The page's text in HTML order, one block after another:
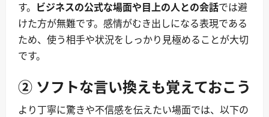
す。 ビジネスの公式な場面や目上の人との会話では避
けた方が無難です。感情がむき出しになる表現である
ため、使う相手や状況をしっかり見極めることが大切
です。
② ソフトな言い換えも覚えておこう
より丁寧に驚きや不信感を伝えたい場面では、以下の